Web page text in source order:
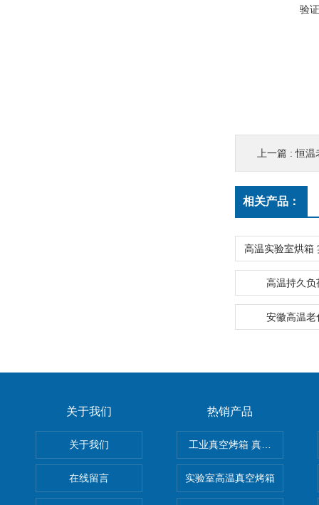
验
上一篇 :恒温
相关产品：
高温持久负
安徽高温老
关于我们
关于我们
在线留言
热销产品
工业真空烤箱 真空烘箱
实验室高温真空烤箱